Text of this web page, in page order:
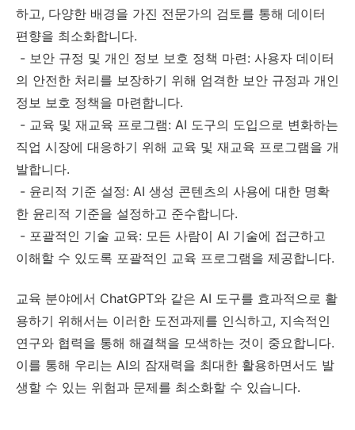
하고, 다양한 배경을 가진 전문가의 검토를 통해 데이터
편향을 최소화합니다.
- 보안 규정 및 개인 정보 보호 정책 마련: 사용자 데이터
의 안전한 처리를 보장하기 위해 엄격한 보안 규정과 개인
정보 보호 정책을 마련합니다.
- 교육 및 재교육 프로그램: AI 도구의 도입으로 변화하는
직업 시장에 대응하기 위해 교육 및 재교육 프로그램을 개
발합니다.
- 윤리적 기준 설정: AI 생성 콘텐츠의 사용에 대한 명확
한 윤리적 기준을 설정하고 준수합니다.
- 포괄적인 기술 교육: 모든 사람이 AI 기술에 접근하고
이해할 수 있도록 포괄적인 교육 프로그램을 제공합니다.
교육 분야에서 ChatGPT와 같은 AI 도구를 효과적으로 활
용하기 위해서는 이러한 도전과제를 인식하고, 지속적인
연구와 협력을 통해 해결책을 모색하는 것이 중요합니다.
이를 통해 우리는 AI의 잠재력을 최대한 활용하면서도 발
생할 수 있는 위험과 문제를 최소화할 수 있습니다.